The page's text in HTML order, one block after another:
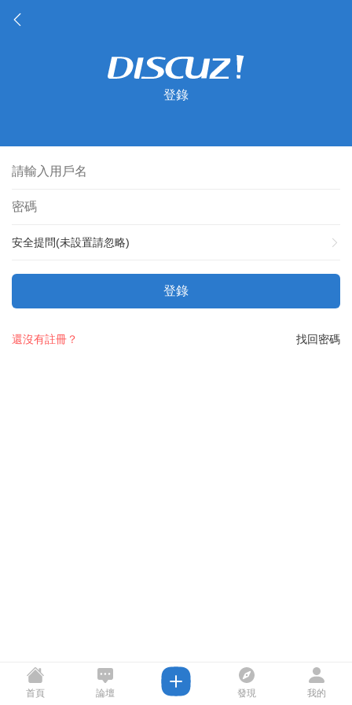
登錄
安全提問(未設置請忽略)
登錄
找回密碼
還沒有註冊？
首頁 論壇 發現 我的